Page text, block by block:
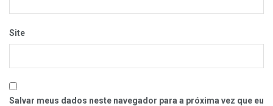
Site
Salvar meus dados neste navegador para a próxima vez que eu